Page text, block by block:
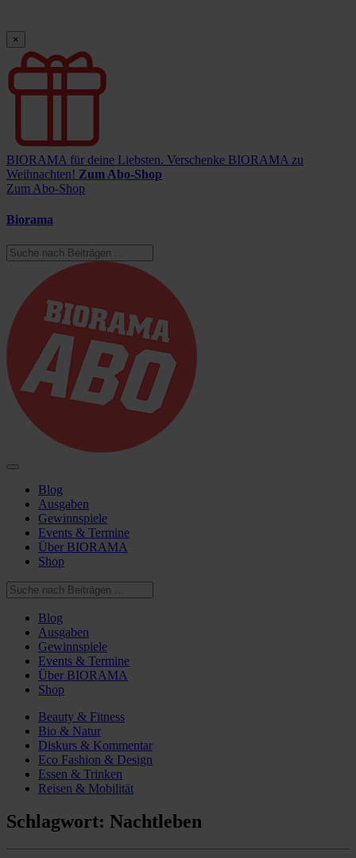
×
BIORAMA für deine Liebsten. Verschenke BIORAMA zu
Weihnachten! Zum Abo-Shop
Zum Abo-Shop
Biorama
Blog
Ausgaben
Gewinnspiele
Events & Termine
Über BIORAMA
Shop
Blog
Ausgaben
Gewinnspiele
Events & Termine
Über BIORAMA
Shop
Beauty & Fitness
Bio & Natur
Diskurs & Kommentar
Eco Fashion & Design
Essen & Trinken
Reisen & Mobilität
Schlagwort: Nachtleben